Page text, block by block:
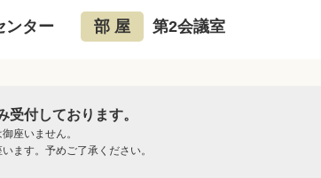
ンター 部 屋 第2会議室
付しております。
座いません。
ます。予めご了承ください。